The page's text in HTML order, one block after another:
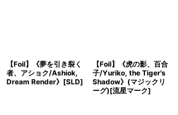
【Foil】《夢を引き裂く
者、アショク/Ashiok,
Dream Render》[SLD]
【Foil】《虎の影、百合
子/Yuriko, the Tiger's
Shadow》(マジックリ
ーグ)[流星マーク]